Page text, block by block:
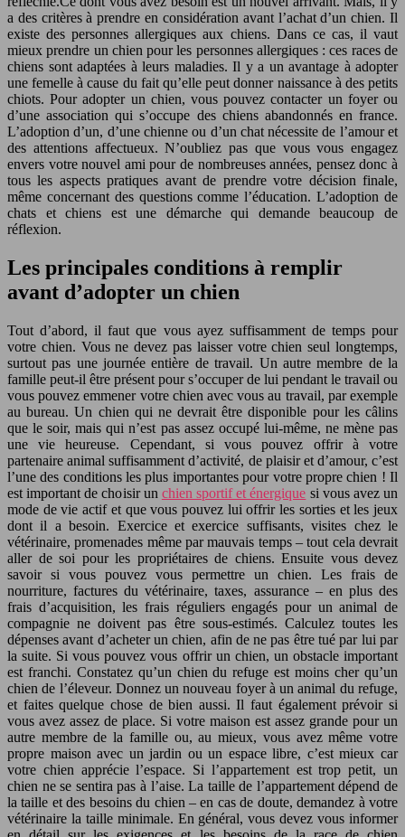
a des critères à prendre en considération avant l’achat d’un chien. Il
existe des personnes allergiques aux chiens. Dans ce cas, il vaut
mieux prendre un chien pour les personnes allergiques : ces races de
chiens sont adaptées à leurs maladies. Il y a un avantage à adopter
une femelle à cause du fait qu’elle peut donner naissance à des petits
chiots. Pour adopter un chien, vous pouvez contacter un foyer ou
d’une association qui s’occupe des chiens abandonnés en france.
L’adoption d’un, d’une chienne ou d’un chat nécessite de l’amour et
des attentions affectueux. N’oubliez pas que vous vous engagez
envers votre nouvel ami pour de nombreuses années, pensez donc à
tous les aspects pratiques avant de prendre votre décision finale,
même concernant des questions comme l’éducation. L’adoption de
chats et chiens est une démarche qui demande beaucoup de
réflexion.
Les principales conditions à remplir
avant d’adopter un chien
Tout d’abord, il faut que vous ayez suffisamment de temps pour
votre chien. Vous ne devez pas laisser votre chien seul longtemps,
surtout pas une journée entière de travail. Un autre membre de la
famille peut-il être présent pour s’occuper de lui pendant le travail ou
vous pouvez emmener votre chien avec vous au travail, par exemple
au bureau. Un chien qui ne devrait être disponible pour les câlins
que le soir, mais qui n’est pas assez occupé lui-même, ne mène pas
une vie heureuse. Cependant, si vous pouvez offrir à votre
partenaire animal suffisamment d’activité, de plaisir et d’amour, c’est
l’une des conditions les plus importantes pour votre propre chien ! Il
est important de choisir un chien sportif et énergique si vous avez un
mode de vie actif et que vous pouvez lui offrir les sorties et les jeux
dont il a besoin. Exercice et exercice suffisants, visites chez le
vétérinaire, promenades même par mauvais temps – tout cela devrait
aller de soi pour les propriétaires de chiens. Ensuite vous devez
savoir si vous pouvez vous permettre un chien. Les frais de
nourriture, factures du vétérinaire, taxes, assurance – en plus des
frais d’acquisition, les frais réguliers engagés pour un animal de
compagnie ne doivent pas être sous-estimés. Calculez toutes les
dépenses avant d’acheter un chien, afin de ne pas être tué par lui par
la suite. Si vous pouvez vous offrir un chien, un obstacle important
est franchi. Constatez qu’un chien du refuge est moins cher qu’un
chien de l’éleveur. Donnez un nouveau foyer à un animal du refuge,
et faites quelque chose de bien aussi. Il faut également prévoir si
vous avez assez de place. Si votre maison est assez grande pour un
autre membre de la famille ou, au mieux, vous avez même votre
propre maison avec un jardin ou un espace libre, c’est mieux car
votre chien apprécie l’espace. Si l’appartement est trop petit, un
chien ne se sentira pas à l’aise. La taille de l’appartement dépend de
la taille et des besoins du chien – en cas de doute, demandez à votre
vétérinaire la taille minimale. En général, vous devez vous informer